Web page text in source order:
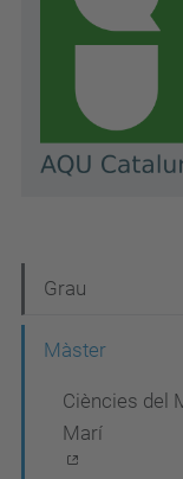
a
Grau
Màster
Ciències del
Marí